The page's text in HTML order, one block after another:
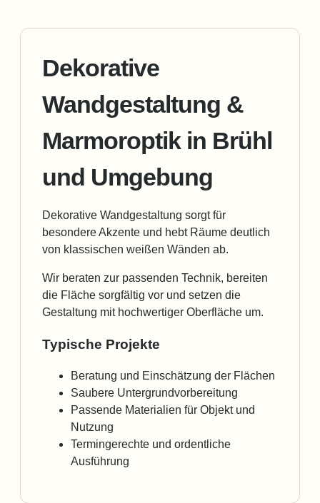
Dekorative
Wandgestaltung &
Marmoroptik in Brühl
und Umgebung
Dekorative Wandgestaltung sorgt für
besondere Akzente und hebt Räume deutlich
von klassischen weißen Wänden ab.
Wir beraten zur passenden Technik, bereiten
die Fläche sorgfältig vor und setzen die
Gestaltung mit hochwertiger Oberfläche um.
Typische Projekte
Beratung und Einschätzung der Flächen
Saubere Untergrundvorbereitung
Passende Materialien für Objekt und
Nutzung
Termingerechte und ordentliche
Ausführung